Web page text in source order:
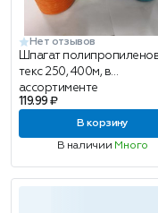
Нет отзывов
Шпагат
текс 250, 400м, в
ассортименте
119.99 ₽
В корзину
В наличии Много